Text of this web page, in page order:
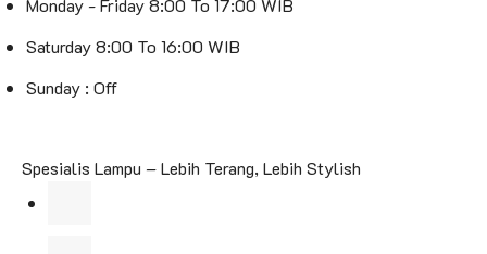
Monday - Friday 8:00 To 17:00 WIB
Saturday 8:00 To 16:00 WIB
Sunday : Off
Spesialis Lampu – Lebih Terang, Lebih Stylish